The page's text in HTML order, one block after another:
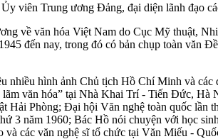
viên Trung ương Đảng, đại diện lãnh đạo
về văn hóa Việt Nam do Cục Mỹ thuật,
đến nay, trong đó có bản chụp toàn văn
nhiều hình ảnh Chủ tịch Hồ Chí Minh và
văn hóa” tại Nhà Khai Trí - Tiến Đức, Hà
Hải Phòng; Đại hội Văn nghệ toàn quốc
3 năm 1960; Bác Hồ nói chuyện với học
và các văn nghệ sĩ tổ chức tại Văn Miếu -